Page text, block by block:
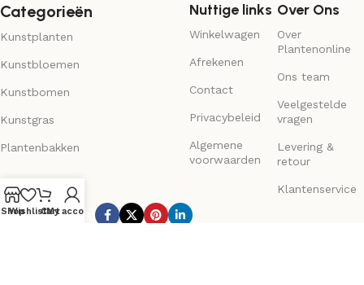
Categorieën
Kunstplanten
Kunstbloemen
Kunstbomen
Kunstgras
Plantenbakken
Nuttige links
Winkelwagen
Afrekenen
Contact
Privacybeleid
Algemene
voorwaarden
Over Ons
Over
Plantenonline
Ons team
Veelgestelde
vragen
Levering &
retour
Klantenservice
Subscribe us:
Shop
WishlistCart
My account